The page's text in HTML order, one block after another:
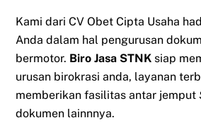
Kami dari CV Obet Cipta Usaha
Anda dalam hal pengurusan
bermotor. Biro Jasa STNK siap
urusan birokrasi anda, layanan
memberikan fasilitas antar jemput
dokumen lainnnya.